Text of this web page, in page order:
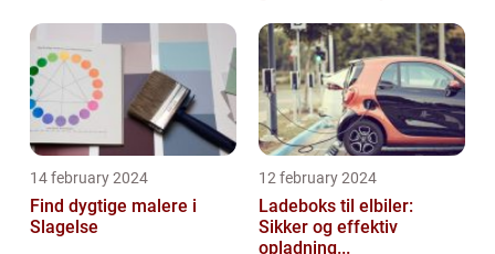
14 february 2024
Find dygtige malere i
Slagelse
12 february 2024
Ladeboks til elbiler:
Sikker og effektiv
opladning...